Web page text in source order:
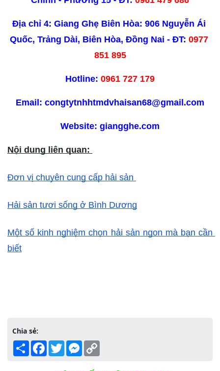
Địa chỉ 4: Giang Ghẹ Biên Hòa: 906 Nguyễn Ái
Quốc, Trảng Dài, Biên Hòa, Đồng Nai - ĐT: 0977
851 895
Hotline: 0961 727 179
Email: congtytnhhtmdvhaisan68@gmail.com
Website: giangghe.com
Nội dung liên quan:
Đơn vị chuyên cung cấp hải sản
Hải sản tươi sống ở Bình Dương
Một số kinh nghiệm chọn hải sản ngon mà bạn cần
biết
Chia sẻ:
Share Facebook
TwitterMessenger